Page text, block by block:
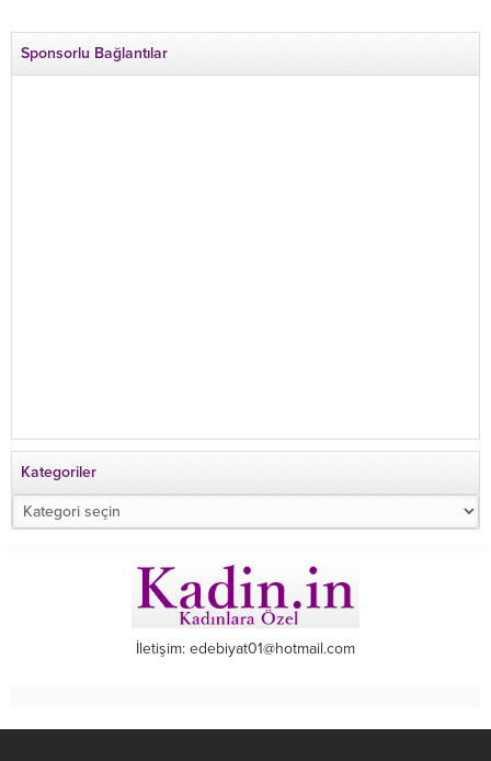
Sponsorlu Bağlantılar
Kategoriler
Kategoriler
İletişim: edebiyat01@hotmail.com